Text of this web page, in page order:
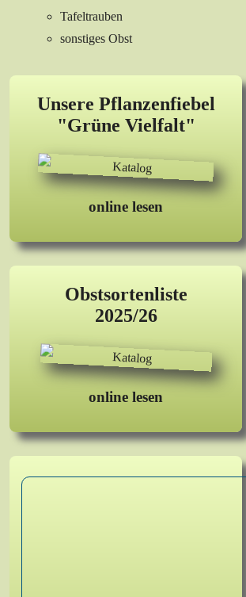
Tafeltrauben
sonstiges Obst
Unsere Pflanzenfiebel
"Grüne Vielfalt"
online lesen
Obstsortenliste
2025/26
online lesen